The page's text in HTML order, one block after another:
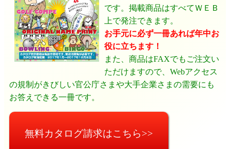
です。掲載商品はすべてＷＥＢ
上で発注できます。
お手元に必ず一冊あれば年中お
役に立ちます！
また、商品はFAXでもご注文い
ただけますので、Webアクセス
の規制がきびしい官公庁さまや大手企業さまの需要にも
お答えできる一冊です。
無料カタログ請求はこちら>>